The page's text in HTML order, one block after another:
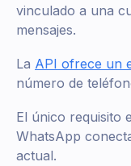
vinculado a una
mensajes.
La API ofrece un
número de
El único requisito
WhatsApp
actual.